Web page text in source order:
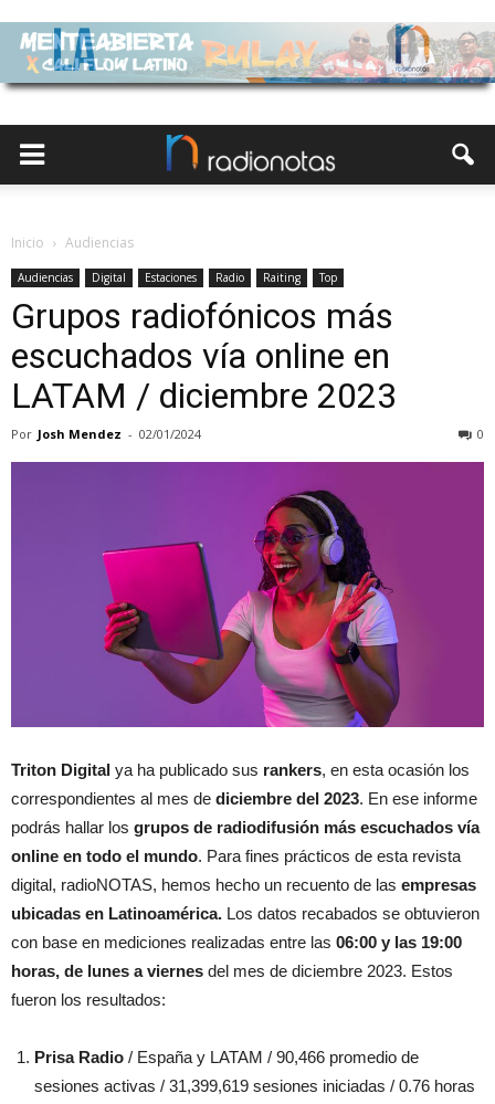
Inicio Audiencias
Audiencias Digital Estaciones Radio Raiting Top
Grupos radiofónicos más
escuchados vía online en
LATAM / diciembre 2023
Por Josh Mendez - 02/01/2024 0
Triton Digital ya ha publicado sus rankers, en esta ocasión los
correspondientes al mes de diciembre del 2023. En ese informe
podrás hallar los grupos de radiodifusión más escuchados vía
online en todo el mundo. Para fines prácticos de esta revista
digital, radioNOTAS, hemos hecho un recuento de las empresas
ubicadas en Latinoamérica. Los datos recabados se obtuvieron
con base en mediciones realizadas entre las 06:00 y las 19:00
horas, de lunes a viernes del mes de diciembre 2023. Estos
fueron los resultados:
Prisa Radio / España y LATAM / 90,466 promedio de
sesiones activas / 31,399,619 sesiones iniciadas / 0.76 horas